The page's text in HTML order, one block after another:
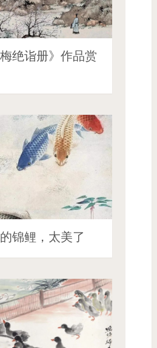
绝诣册》作品赏
锦鲤，太美了